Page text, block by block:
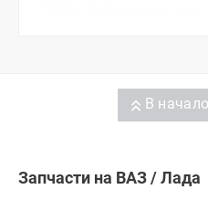
В
Запчасти на ВАЗ / Лада